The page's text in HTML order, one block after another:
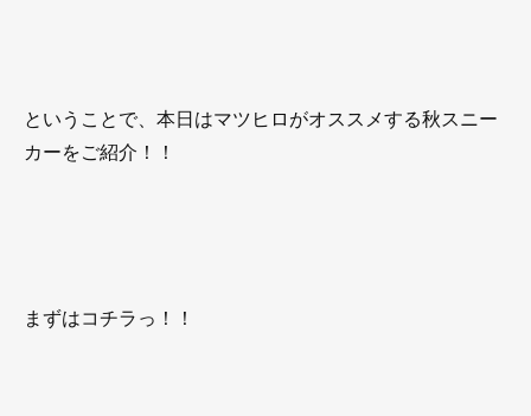
ということで、本日はマツヒロがオススメする秋スニー
カーをご紹介！！
まずはコチラっ！！